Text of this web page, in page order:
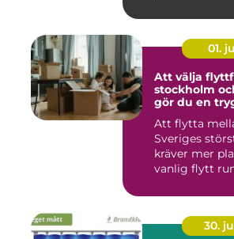
01.
Att välja
stockholm och
gör du en
Att flytta
Sveriges
kräver mer
vanlig flytt
30.